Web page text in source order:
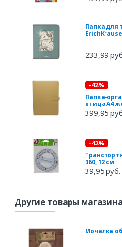
Папка для
233,99
-42%
Папка-
птица А4
399,95
-42%
360, 12 см
39,95 руб.
Другие товары магазина
Мочалка